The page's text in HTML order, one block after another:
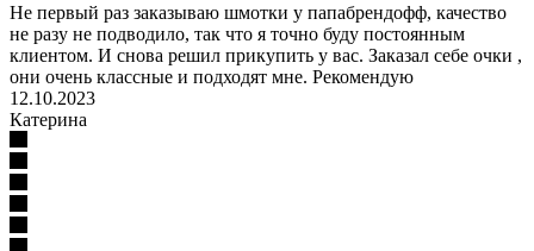
Не первый раз заказываю шмотки у папабрендофф, качество
не разу не подводило, так что я точно буду постоянным
клиентом. И снова решил прикупить у вас. Заказал себе очки ,
они очень классные и подходят мне. Рекомендую
12.10.2023
Катерина